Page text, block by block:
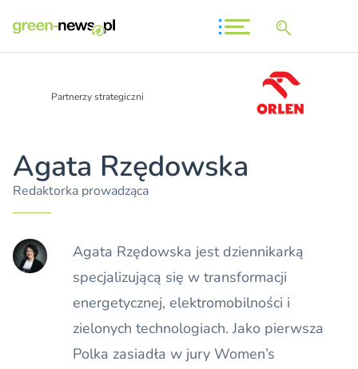
Partnerzy strategiczni
Agata Rzędowska
Redaktorka prowadząca
Agata Rzędowska jest dziennikarką
specjalizującą się w transformacji
energetycznej, elektromobilności i
zielonych technologiach. Jako pierwsza
Polka zasiadła w jury Women’s